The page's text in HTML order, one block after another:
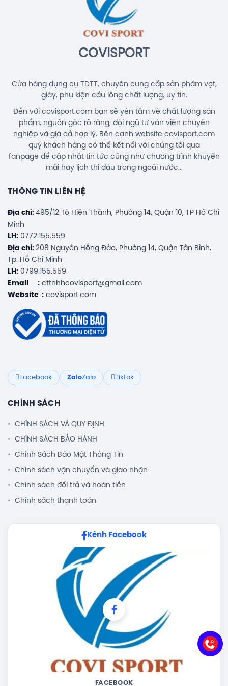
1.690.000đ
COVISPORT
Cửa hàng dụng cụ TDTT, chuyên cung cấp sản phẩm vợt,
giày, phụ kiện cầu lông chất lượng, uy tín.
Đến với covisport.com bạn sẽ yên tâm về chất lượng sản
phẩm, nguồn gốc rõ ràng, đội ngũ tư vấn viên chuyên
nghiệp và giá cả hợp lý. Bên cạnh website covisport.com
quý khách hàng có thể kết nối với chúng tôi qua
fanpage để cập nhật tin tức cũng như chương trình khuyến
mãi hay lịch thi đấu trong ngoài nước...
THÔNG TIN LIÊN HỆ
Địa chỉ: 495/12 Tô Hiến Thành, Phường 14, Quận 10, TP Hồ Chí
Minh
LH: 0772.155.559
Địa chỉ: 208 Nguyễn Hồng Đào, Phường 14, Quận Tân Bình,
Tp. Hồ Chí Minh
LH: 0799.155.559
Email : cttnhhcovisport@gmail.com
Website : covisport.com
Facebook ZaloZalo Tiktok
CHÍNH SÁCH
CHÍNH SÁCH VÀ QUY ĐỊNH
CHÍNH SÁCH BẢO HÀNH
Chính Sách Bảo Mật Thông Tin
Chính sách vận chuyển và giao nhận
Chính sách đổi trả và hoàn tiền
Chính sách thanh toán
Kênh Facebook
FACEBOOK